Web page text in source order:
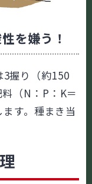
を嫌う！
握り（約150
（N：P：K＝
す。種まき当